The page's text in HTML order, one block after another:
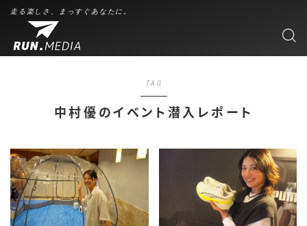
走る楽しさ、まっすぐあなたに。
TAG
中村優のイベント潜入レポート